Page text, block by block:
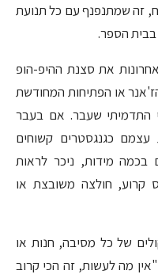
זה שמתנפנף עם כל תנועת
הספר.
את סצנת ההיפ-הופ
או הפתיחות המחודשת
התדמיתי שעבר. אם בעבר
כגנגסטרים קשוחים
בכמה מידות, ניכר לראות
קרוע, חולצה משובצת או
של כל מסיבה, חנות או
מה לעשות, זה הכי קרוב